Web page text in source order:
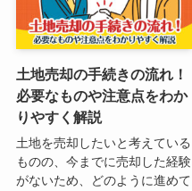
土地売却の手続きの流れ！
必要なものや注意点をわか
りやすく解説
土地を売却したいと考えている
ものの、今までに売却した経験
がないため、どのように進めて